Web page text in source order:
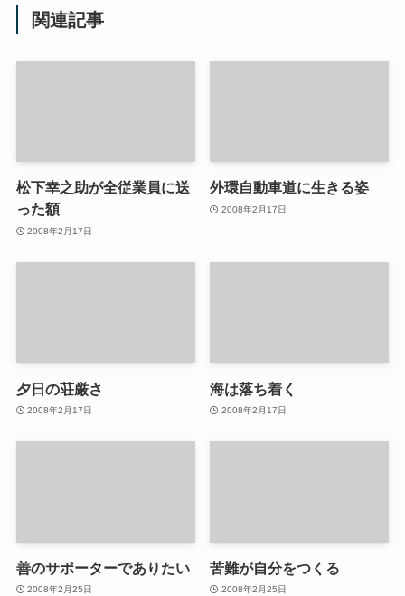
関連記事
松下幸之助が全従業員に送
った額
2008年2月17日
外環自動車道に生きる姿
2008年2月17日
夕日の荘厳さ
2008年2月17日
海は落ち着く
2008年2月17日
善のサポーターでありたい
2008年2月25日
苦難が自分をつくる
2008年2月25日